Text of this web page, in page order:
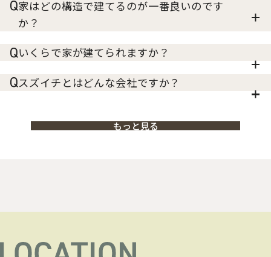
家はどの構造で建てるのが一番良いのです
か？
いくらで家が建てられますか？
スズイチとはどんな会社ですか？
もっと見る